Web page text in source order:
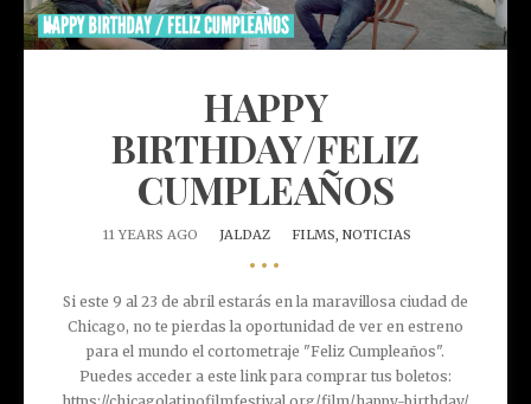
HAPPY
BIRTHDAY/FELIZ
CUMPLEAÑOS
11 YEARS AGO JALDAZ FILMS, NOTICIAS
•••
Si este 9 al 23 de abril estarás en la maravillosa ciudad de
Chicago, no te pierdas la oportunidad de ver en estreno
para el mundo el cortometraje "Feliz Cumpleaños".
Puedes acceder a este link para comprar tus boletos: